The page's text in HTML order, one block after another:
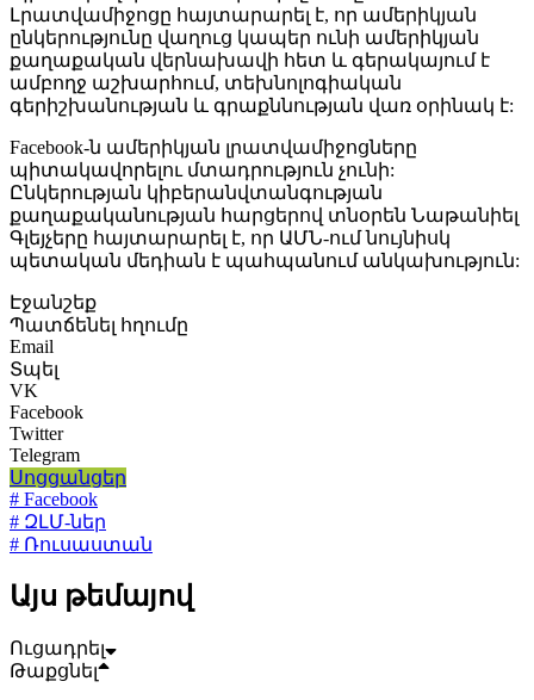
Լրատվամիջոցը հայտարարել է, որ ամերիկյան
ընկերությունը վաղուց կապեր ունի ամերիկյան
քաղաքական վերնախավի հետ և գերակայում է
ամբողջ աշխարհում, տեխնոլոգիական
գերիշխանության և գրաքննության վառ օրինակ է:
Facebook-ն ամերիկյան լրատվամիջոցները
պիտակավորելու մտադրություն չունի:
Ընկերության կիբերանվտանգության
քաղաքականության հարցերով տնօրեն Նաթանիել
Գլեյչերը հայտարարել է, որ ԱՄՆ-ում նույնիսկ
պետական մեդիան է պահպանում անկախություն:
Էջանշեք
Պատճենել հղումը
Email
Տպել
VK
Facebook
Twitter
Telegram
Սոցցանցեր
# Facebook
# ԶԼՄ-ներ
# Ռուսաստան
Այս թեմայով
Ուցադրել
Թաքցնել